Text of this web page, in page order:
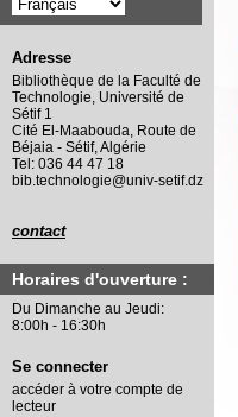
Adresse
Bibliothèque de la Faculté de
Technologie, Université de
Sétif 1
Cité El-Maabouda, Route de
Béjaia - Sétif, Algérie
Tel: 036 44 47 18
bib.technologie@univ-setif.dz
contact
Horaires d'ouverture :
Du Dimanche au Jeudi:
8:00h - 16:30h
Se connecter
accéder à votre compte de
lecteur